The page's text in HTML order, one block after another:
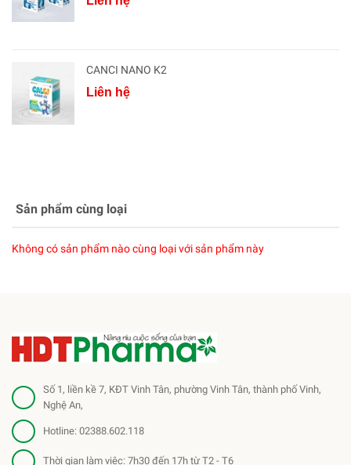
CANCI NANO K2
Liên hệ
Sản phẩm cùng loại
Không có sản phẩm nào cùng loại với sản phẩm này
Số 1, liền kề 7, KĐT Vinh Tân, phường Vinh Tân, thành phố Vinh,
Nghệ An,
Hotline: 02388.602.118
Thời gian làm việc: 7h30 đến 17h từ T2 - T6